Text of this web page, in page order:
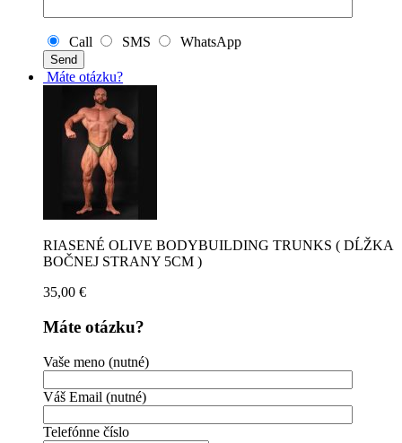
Call SMS WhatsApp
Máte otázku?
RIASENÉ OLIVE BODYBUILDING TRUNKS ( DĹŽKA
BOČNEJ STRANY 5CM )
35,00 €
Máte otázku?
Vaše meno (nutné)
Váš Email (nutné)
Telefónne číslo